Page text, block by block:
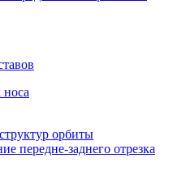
орбиты
передне-заднего отрезка